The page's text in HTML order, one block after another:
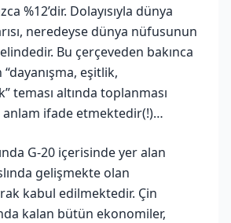
%12’dir. Dolayısıyla dünya
neredeyse dünya nüfusunun
Bu çerçeveden bakınca
eşitlik,
teması altında toplanması
ifade etmektedir(!)…
G-20 içerisinde yer alan
gelişmekte olan
kabul edilmektedir. Çin
kalan bütün ekonomiler,